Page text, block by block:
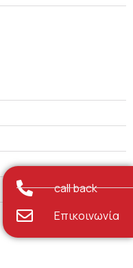
call back
Επικοινωνία